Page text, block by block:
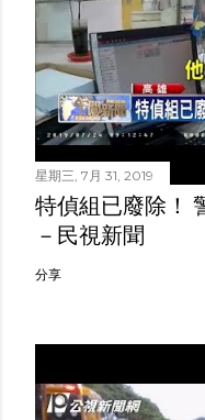
星期三, 7月 31, 2019
特偵組已廢除！
－民視新聞
分享